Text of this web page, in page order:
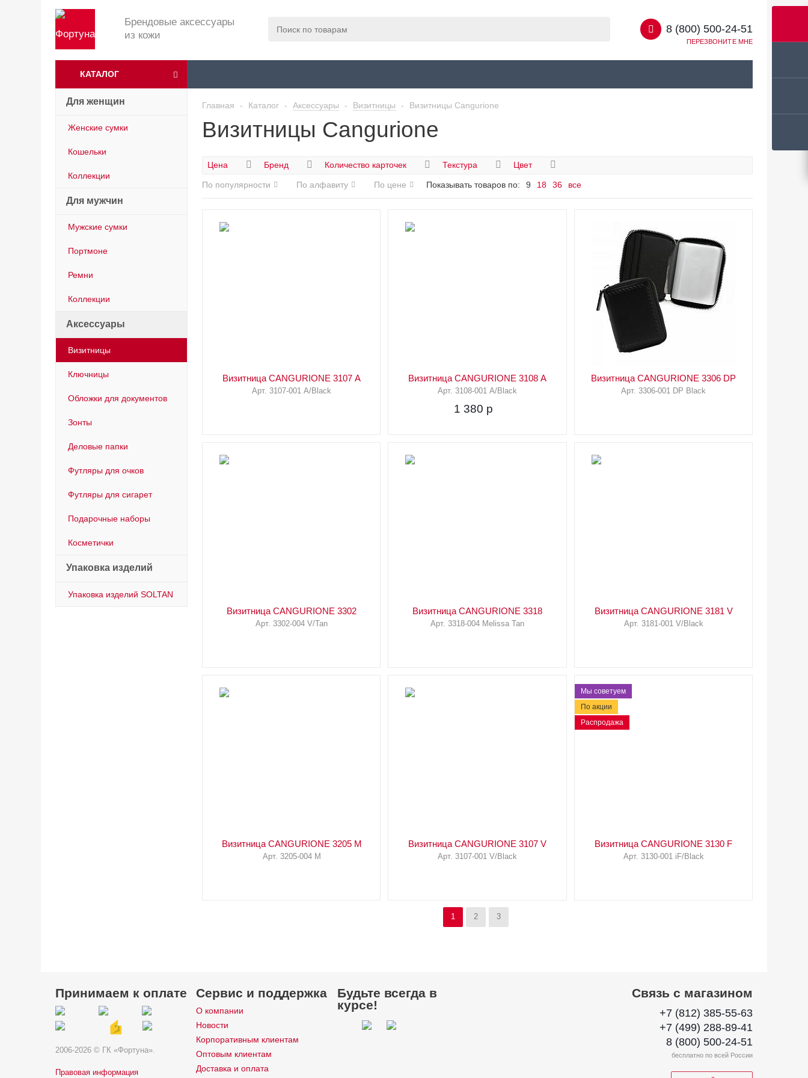
Брендовые аксессуары
из кожи
8 (800) 500-24-51
ПЕРЕЗВОНИТЕ МНЕ
КАТАЛОГ
Для женщин
Женские сумки
Кошельки
Коллекции
Для мужчин
Мужские сумки
Портмоне
Ремни
Коллекции
Аксессуары
Визитницы
Ключницы
Обложки для документов
Зонты
Деловые папки
Футляры для очков
Футляры для сигарет
Подарочные наборы
Косметички
Упаковка изделий
Упаковка изделий SOLTAN
Главная - Каталог - Аксессуары - Визитницы - Визитницы Cangurione
Визитницы Cangurione
Цена Бренд Количество карточек Текстура Цвет
По популярности По алфавиту По цене Показывать товаров по: 9 18 36 все
Визитница CANGURIONE 3107 A
Арт. 3107-001 A/Black
Визитница CANGURIONE 3108 A
Арт. 3108-001 A/Black
1 380 p
Визитница CANGURIONE 3306 DP
Арт. 3306-001 DP Black
Визитница CANGURIONE 3302
Арт. 3302-004 V/Tan
Визитница CANGURIONE 3318
Арт. 3318-004 Melissa Tan
Визитница CANGURIONE 3181 V
Арт. 3181-001 V/Black
Визитница CANGURIONE 3205 M
Арт. 3205-004 M
Визитница CANGURIONE 3107 V
Арт. 3107-001 V/Black
Мы советуем
По акции
Распродажа
Визитница CANGURIONE 3130 F
Арт. 3130-001 iF/Black
1 2 3
Принимаем к оплате
2006-2026 © ГК «Фортуна».
Правовая информация
Сервис и поддержка
О компании
Новости
Корпоративным клиентам
Оптовым клиентам
Доставка и оплата
Будьте всегда в
курсе!
Связь с магазином
+7 (812) 385-55-63
+7 (499) 288-89-41
8 (800) 500-24-51
бесплатно по всей России